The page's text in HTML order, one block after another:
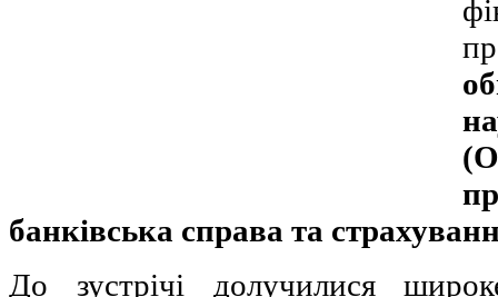
банківська справа та
До зустрічі долучилися